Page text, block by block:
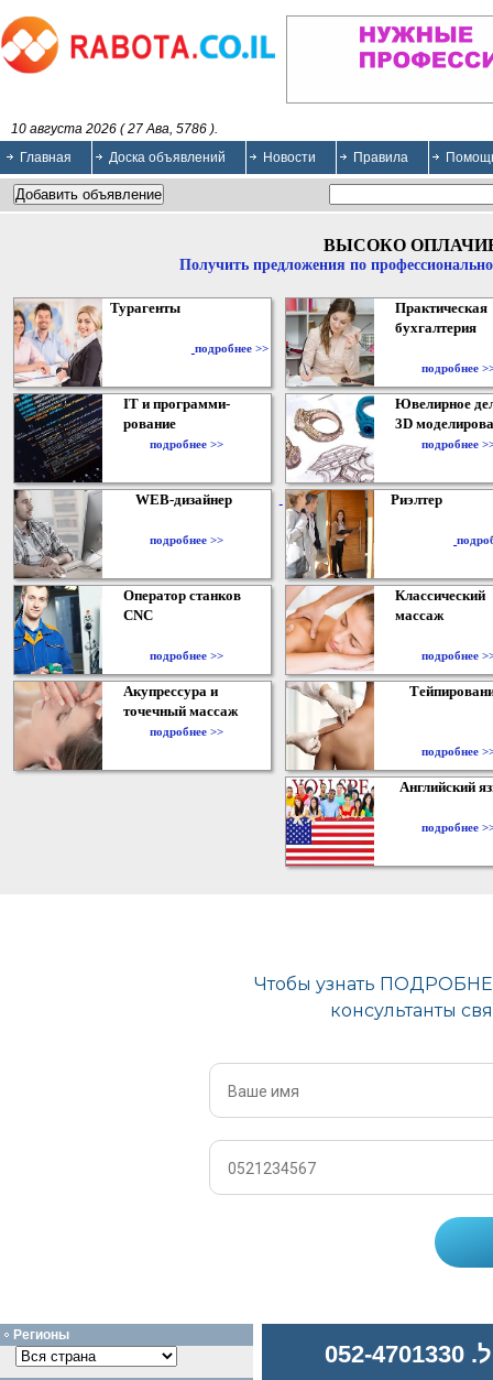
10 августа 2026 ( 27 Ава, 5786 ).
Главная
Доска объявлений Новости Правила
ВЫСОКО
Получить предложения по
Турагенты
подробнее >>
Практическая
бухгалтерия
подробнее
IT и программи-
рование
подробнее >>
Ювелирное
3D
подробнее
WEB-дизайнер
подробнее >>
Риэлтер
Оператор станков
CNC
подробнее >>
Классический
массаж
подробнее
Акупрессура и
точечный массаж
подробнее >>
подробнее
Английский
подробнее
Регионы